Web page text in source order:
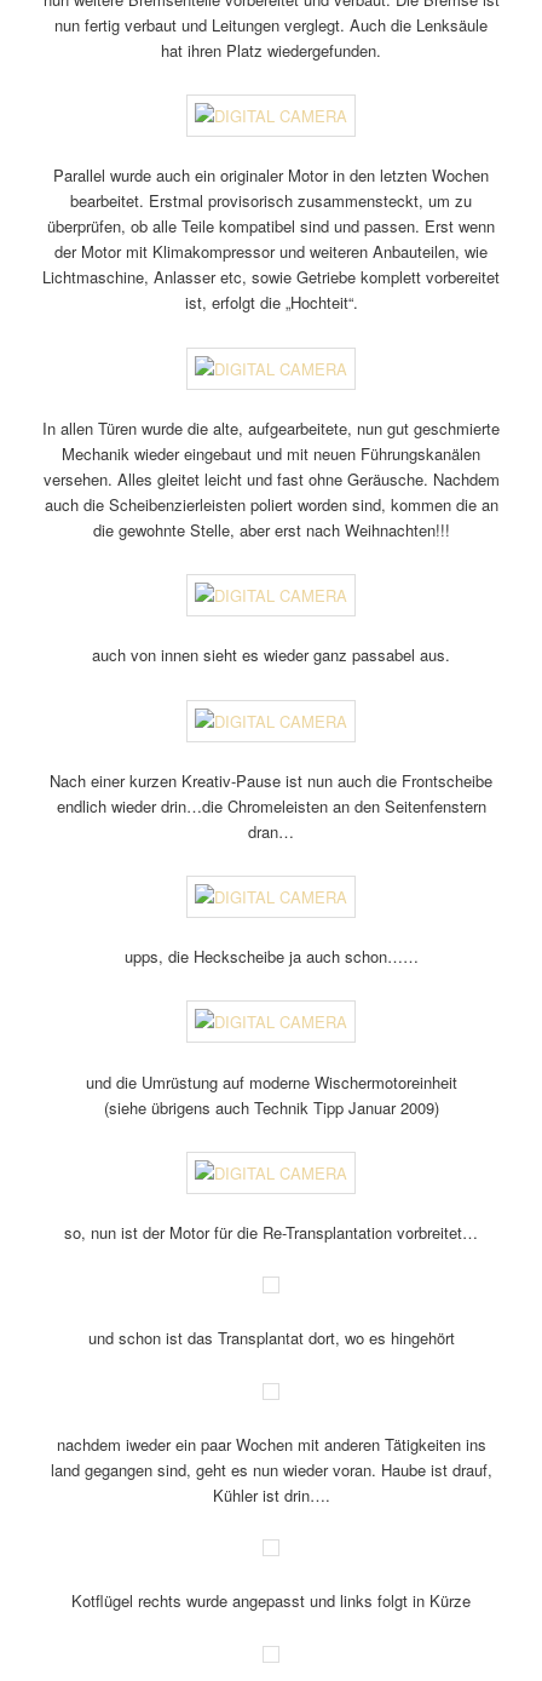
nun fertig verbaut und Leitungen verglegt. Auch die Lenksäule
hat ihren Platz wiedergefunden.
Parallel wurde auch ein originaler Motor in den letzten Wochen
bearbeitet. Erstmal provisorisch zusammensteckt, um zu
überprüfen, ob alle Teile kompatibel sind und passen. Erst wenn
der Motor mit Klimakompressor und weiteren Anbauteilen, wie
Lichtmaschine, Anlasser etc, sowie Getriebe komplett vorbereitet
ist, erfolgt die „Hochteit“.
In allen Türen wurde die alte, aufgearbeitete, nun gut geschmierte
Mechanik wieder eingebaut und mit neuen Führungskanälen
versehen. Alles gleitet leicht und fast ohne Geräusche. Nachdem
auch die Scheibenzierleisten poliert worden sind, kommen die an
die gewohnte Stelle, aber erst nach Weihnachten!!!
auch von innen sieht es wieder ganz passabel aus.
Nach einer kurzen Kreativ-Pause ist nun auch die Frontscheibe
endlich wieder drin…die Chromeleisten an den Seitenfenstern
dran…
upps, die Heckscheibe ja auch schon……
und die Umrüstung auf moderne Wischermotoreinheit
(siehe übrigens auch Technik Tipp Januar 2009)
so, nun ist der Motor für die Re-Transplantation vorbreitet…
nachdem iweder ein paar Wochen mit anderen Tätigkeiten ins
land gegangen sind, geht es nun wieder voran. Haube ist drauf,
Kühler ist drin….
Kotflügel rechts wurde angepasst und links folgt in Kürze